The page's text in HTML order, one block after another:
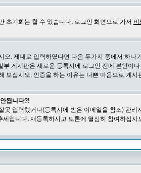
초기화는 할 수 있습니다. 로그인 화면으로 가서 비
오. 제대로 입력하였다면 다음 두가지 중에서 하
게시판은 새로운 등록시에 로그인 전에 본인
보십시오. 인증을 하는 이유는 나쁜 마음으로 게
됩니다?!
못 입력했거나(등록시에 받은 이메일을 참조) 관
입니다. 재등록하시고 토론에 열심히 참여하십시